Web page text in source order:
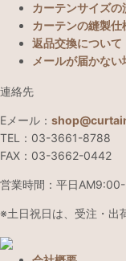
カーテンサイズの
カーテンの縫製仕
返品交換について
メールが届かな
連絡先
Eメール：
TEL：03-3661-8788
FAX：03-3662-0442
営業時間：平日
※土日祝日は、受注・出